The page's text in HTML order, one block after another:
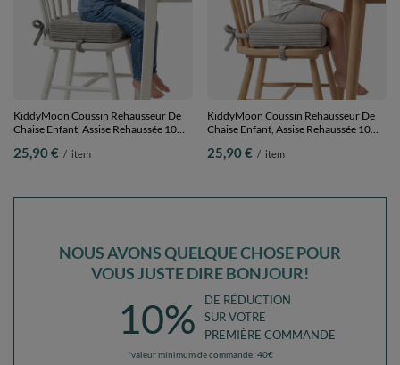
KiddyMoon Coussin Rehausseur De
Chaise Enfant, Assise Rehaussée 10
d’Attache, gris foncé, 33x33x10
25,90 € / item
KiddyMoon Coussin Rehausseur De
Chaise Enfant, Assise Rehaussée 10
d’Attache, gris clair, 33x33x10
25,90 € / item
NOUS AVONS QUELQUE CHOSE POUR
VOUS JUSTE DIRE BONJOUR!
10%
DE RÉDUCTION
SUR VOTRE
PREMIÈRE COMMANDE
*valeur minimum de commande: 40€